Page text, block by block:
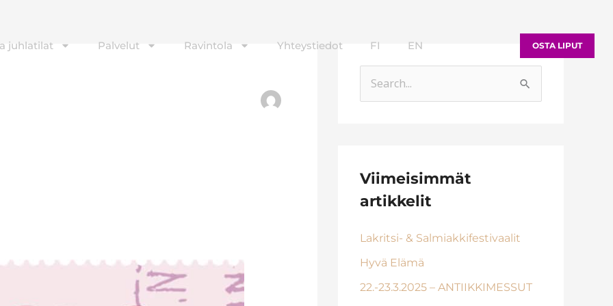
juhlatilat Palvelut Ravintola Yhteystiedot FI EN OSTA LIPUT
c
h
o
r
:
Viimeisimmät
artikkelit
Lakritsi- & Salmiakkifestivaalit
Hyvä Elämä
22.-23.3.2025 – ANTIIKKIMESSUT